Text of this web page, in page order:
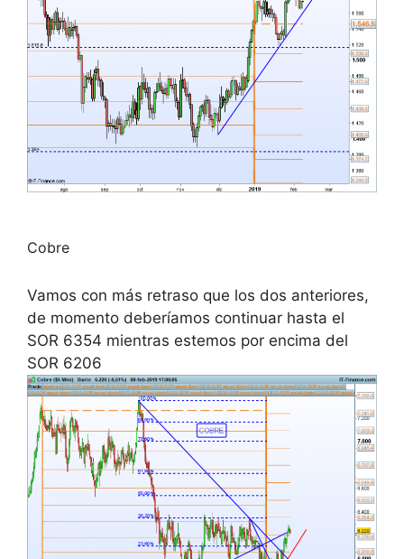
Cobre
Vamos con más retraso que los dos anteriores,
de momento deberíamos continuar hasta el
SOR 6354 mientras estemos por encima del
SOR 6206